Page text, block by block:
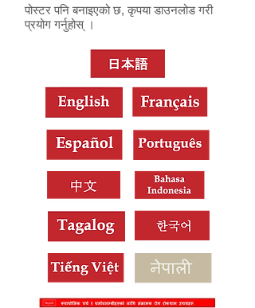
पोस्टर पनि बनाइएको छ, कृपया डाउनलोड गरी
प्रयोग गर्नुहोस् ।